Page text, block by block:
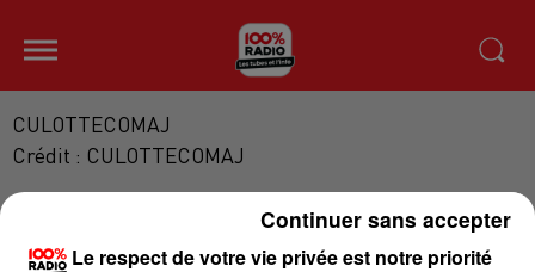
CULOTTECOMAJ
Crédit : CULOTTECOMAJ
100% INVITE LA PETITE CULOTTE
Le respect de votre vie privée est notre priorité
Continuer sans accepter